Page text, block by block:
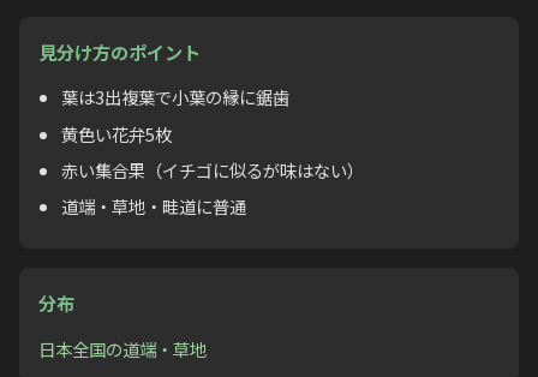
見分け方のポイント
葉は3出複葉で小葉の縁に鋸歯
黄色い花弁5枚
赤い集合果（イチゴに似るが味はない）
道端・草地・畦道に普通
分布
日本全国の道端・草地